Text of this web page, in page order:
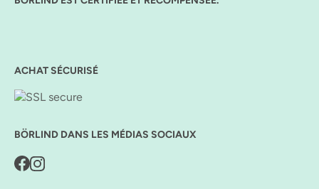
ACHAT SÉCURISÉ
BÖRLIND DANS LES MÉDIAS SOCIAUX